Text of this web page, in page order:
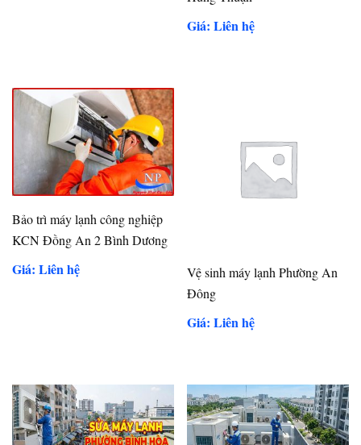
Giá: Liên hệ
Bảo trì máy lạnh công nghiệp
KCN Đồng An 2 Bình Dương
Giá: Liên hệ
Vệ sinh máy lạnh Phường An
Đông
Giá: Liên hệ